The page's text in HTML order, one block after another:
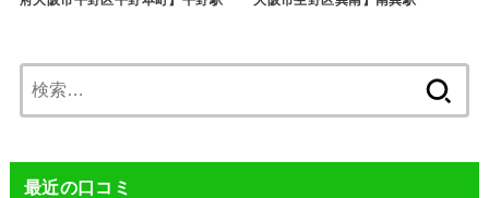
索:
最近の口コミ